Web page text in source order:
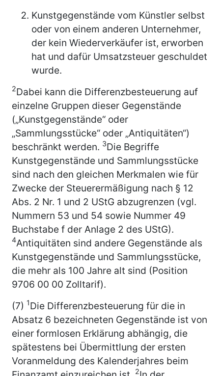
Kunstgegenstände vom Künstler selbst
oder von einem anderen Unternehmer,
der kein Wiederverkäufer ist, erworben
hat und dafür Umsatzsteuer geschuldet
wurde.
2Dabei kann die Differenzbesteuerung auf
einzelne Gruppen dieser Gegenstände
(„Kunstgegenstände“ oder
„Sammlungsstücke“ oder „Antiquitäten“)
beschränkt werden. 3Die Begriffe
Kunstgegenstände und Sammlungsstücke
sind nach den gleichen Merkmalen wie für
Zwecke der Steuerermäßigung nach § 12
Abs. 2 Nr. 1 und 2 UStG abzugrenzen (vgl.
Nummern 53 und 54 sowie Nummer 49
Buchstabe f der Anlage 2 des UStG).
4Antiquitäten sind andere Gegenstände als
Kunstgegenstände und Sammlungsstücke,
die mehr als 100 Jahre alt sind (Position
9706 00 00 Zolltarif).
(7) 1Die Differenzbesteuerung für die in
Absatz 6 bezeichneten Gegenstände ist von
einer formlosen Erklärung abhängig, die
spätestens bei Übermittlung der ersten
Voranmeldung des Kalenderjahres beim
2